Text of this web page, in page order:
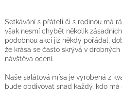
Setkávání s přáteli či s rodinou má
však nesmí chybět několik
podobnou akci již někdy pořádal,
že krása se často skrývá v
návštěva ocení.
Naše salátová mísa je vyrobená z
bude obdivovat snad každý, kdo má